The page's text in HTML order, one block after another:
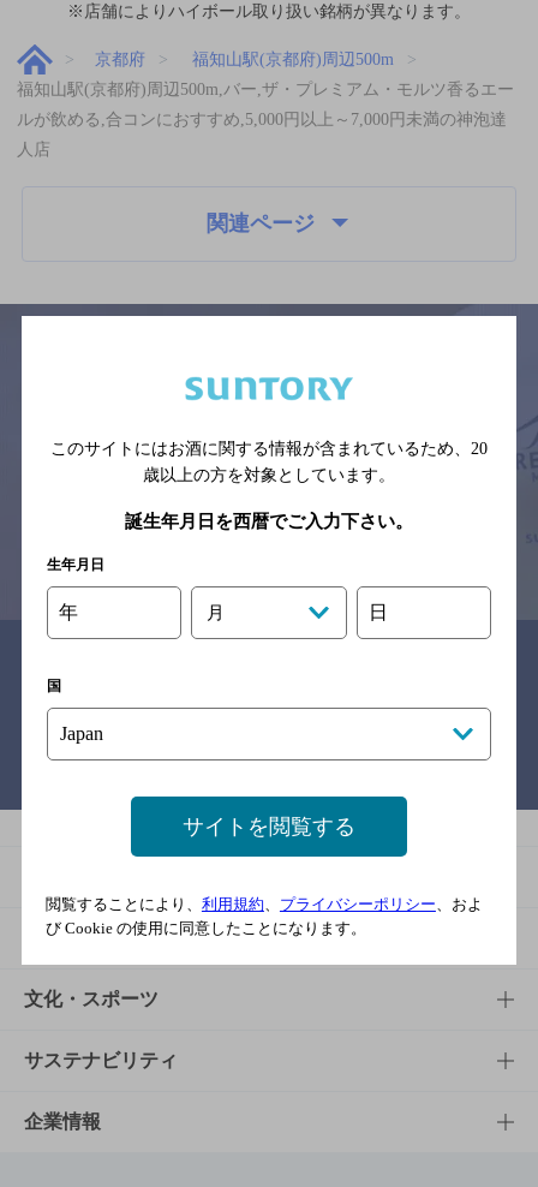
※店舗によりハイボール取り扱い銘柄が異なります。
京都府
福知山駅(京都府)周辺500m
福知山駅(京都府)周辺500m,バー,ザ・プレミアム・モルツ香るエー
ルが飲める,合コンにおすすめ,5,000円以上～7,000円未満の神泡達
人店
関連ページ
※それぞれのお店のメニューや営業時間などの掲載情報については、
予告なしに変更されることがありますので、
念のためお店にご確認の上ご来店くださいますようお願い申し上げま
商品TOP
商品一覧
商品発売情報
栄養成分一覧
知る・楽しむ
知る・楽しむTOP
キャンペーン
工場見学
文化・スポーツ
文化・スポーツTOP
サントリーホール
サステナビリティ
サステナビリティTOP
企業情報
このサイトにはお酒に関する情報が含まれているため、 20
歳以上の方を対象としています。
誕生年月日を西暦でご入力下さい。
生年月日
年 月 日
国
サイトを閲覧する
閲覧することにより、 利用規約、 プライバシーポリシー、およ
び Cookie の使用に同意したことになります。